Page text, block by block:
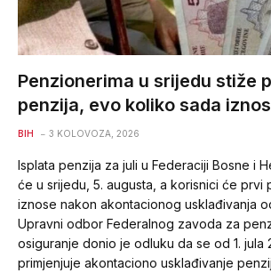
Penzionerima u srijedu stiže
penzija, evo koliko sada
BIH 3 KOLOVOZA, 2026
Isplata penzija za juli u Federaciji Bosne i
će u srijedu, 5. augusta, a korisnici će prvi
iznose nakon akontacionog usklađivanja
Upravni odbor Federalnog zavoda za
osiguranje donio je odluku da se od 1. jula
primjenjuje akontaciono usklađivanje